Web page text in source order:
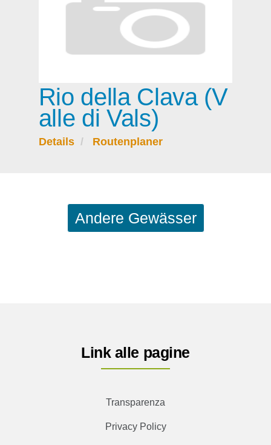
Rio della Clava (V
alle di Vals)
Details Routenplaner
Andere Gewässer
Link alle pagine
Transparenza
Privacy Policy